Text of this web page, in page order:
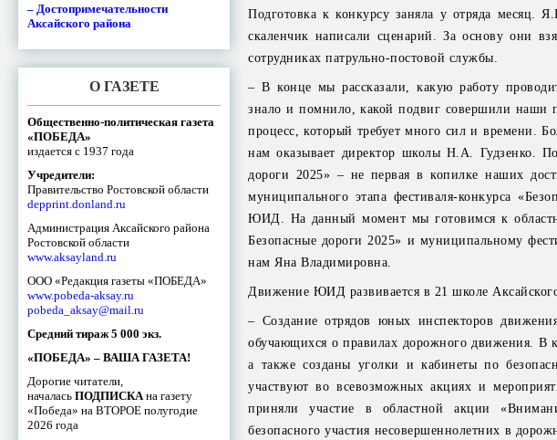
– Достопримечательности
Аксайского района
О ГАЗЕТЕ
Общественно-политическая газета
«ПОБЕДА»
издается с 1937 года
Учредители:
Правительство Ростовской области
depprint.donland.ru
Администрация Аксайского района
Ростовской области
www.aksayland.ru
ООО «Редакция газеты «ПОБЕДА»
www.pobeda-aksay.ru
pobeda_aksay@mail.ru
Средний тираж 5 000 экз.
«ПОБЕДА» – ВАША ГАЗЕТА!
Дорогие читатели,
началась ПОДПИСКА на газету
«Победа» на ВТОРОЕ полугодие
2026 года
Подготовка к конкурсу заняла у отряда
скаленчик написали сценарий. За основу они
сотрудниках патрульно-постовой службы.
– В конце мы рассказали, какую работу
знало и помнило, какой подвиг совершили наши
процесс, который требует много сил и времени.
нам оказывает директор школы Н.А. Гудзенко.
дороги 2025» – не первая в копилке наших
муниципального этапа фестиваля-конкурса
ЮИД. На данный момент мы готовимся к
Безопасные дороги 2025» и муниципальному
нам Яна Владимировна.
Движение ЮИД развивается в 21 школе
– Создание отрядов юных инспекторов
обучающихся о правилах дорожного движения. В
а также созданы уголки и кабинеты по
участвуют во всевозможных акциях и
приняли участие в областной акции
безопасного участия несовершеннолетних в